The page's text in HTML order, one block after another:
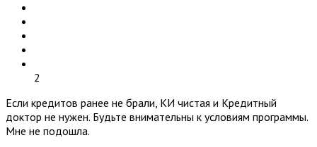
2
Если кредитов ранее не брали, КИ чистая и Кредитный
доктор не нужен. Будьте внимательны к условиям программы.
Мне не подошла.